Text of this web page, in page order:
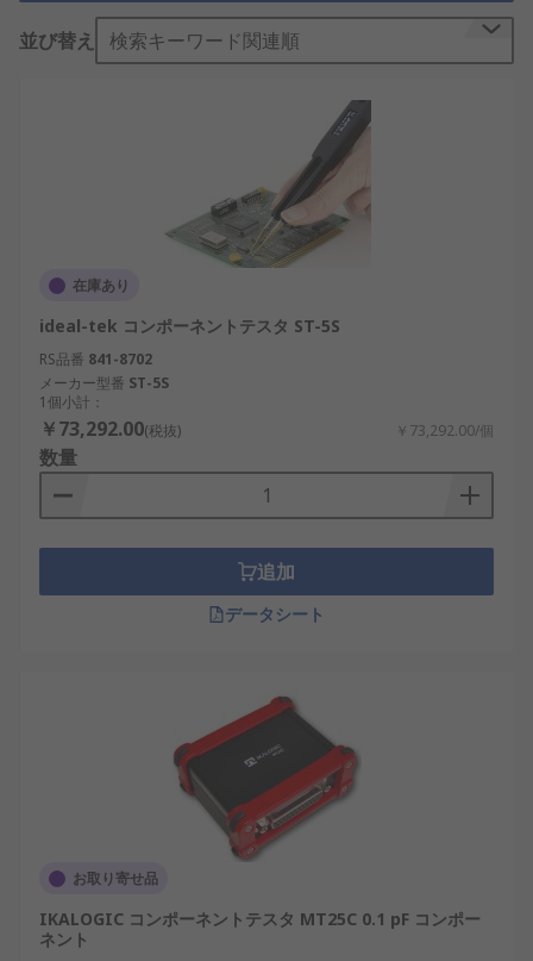
くはポータブルな携帯機器です。
多くのテスターは、結果をリアルタイムで明確に表
を搭載し、常に正確な
コンポーネントやICテストデバイスと互換性のある
さまざまなアクセサリを用意しており、大型プロー
ブを使用せずに、さまざまな小型部品や精密部品を
テストするのに最適です。たとえば
です。
コンポーネントテスタの代
表的な用途
コンポーネントおよびIC用のテスターは、一般的に
次のような用途で使用されます。
トラブルシューティング
IC及びコンポーネントテスタは、特定のテストに適
したさまざまな設計のものが用意されています。主
な種類は次のとおりです。
コンポーネント
IC
並び替え 検索キーワード関連順
在庫あり
ideal-tek コンポーネントテスタ ST-5S
RS品番 841-8702
メーカー型番 ST-5S
1個小計：
￥73,292.00(税抜) ￥73,292.00/個
数量
追加
データシート
お取り寄せ品
IKALOGIC コンポーネントテスタ MT25C 0.1 pF コンポー
ネント